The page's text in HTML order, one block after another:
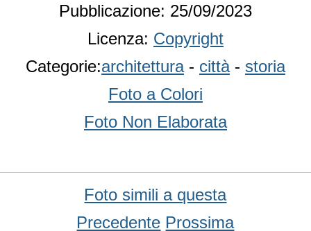
Pubblicazione: 25/09/2023
Licenza: Copyright
Categorie:architettura- città- storia
Foto a Colori
Foto Non Elaborata
Foto simili a questa
Precedente Prossima